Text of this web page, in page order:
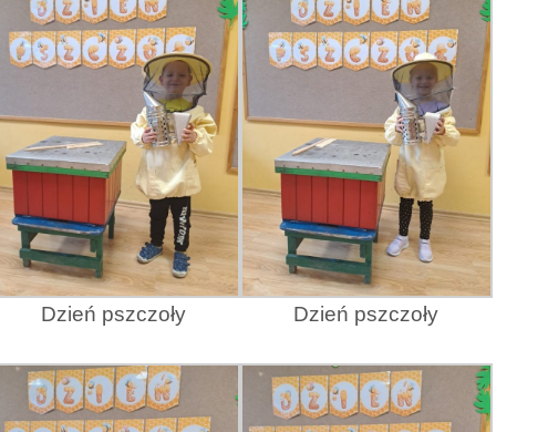
Dzień pszczoły Dzień pszczoły